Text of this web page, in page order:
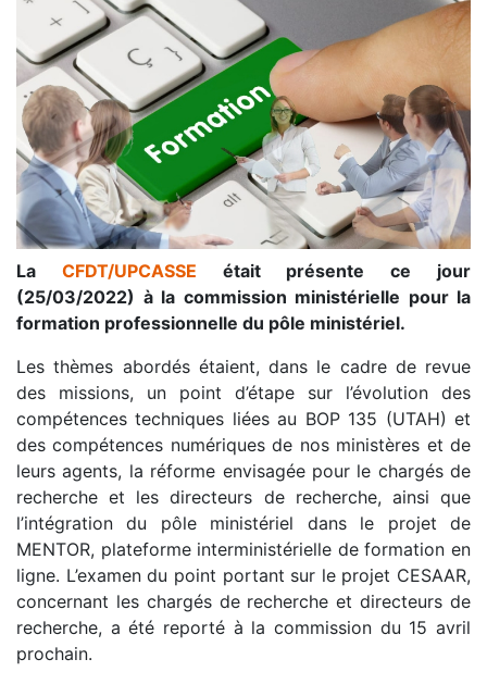
La CFDT/UPCASSE était présente ce jour
(25/03/2022) à la commission ministérielle pour la
formation professionnelle du pôle ministériel.
Les thèmes abordés étaient, dans le cadre de revue
des missions, un point d’étape sur l’évolution des
compétences techniques liées au BOP 135 (UTAH) et
des compétences numériques de nos ministères et de
leurs agents, la réforme envisagée pour le chargés de
recherche et les directeurs de recherche, ainsi que
l’intégration du pôle ministériel dans le projet de
MENTOR, plateforme interministérielle de formation en
ligne. L’examen du point portant sur le projet CESAAR,
concernant les chargés de recherche et directeurs de
recherche, a été reporté à la commission du 15 avril
prochain.